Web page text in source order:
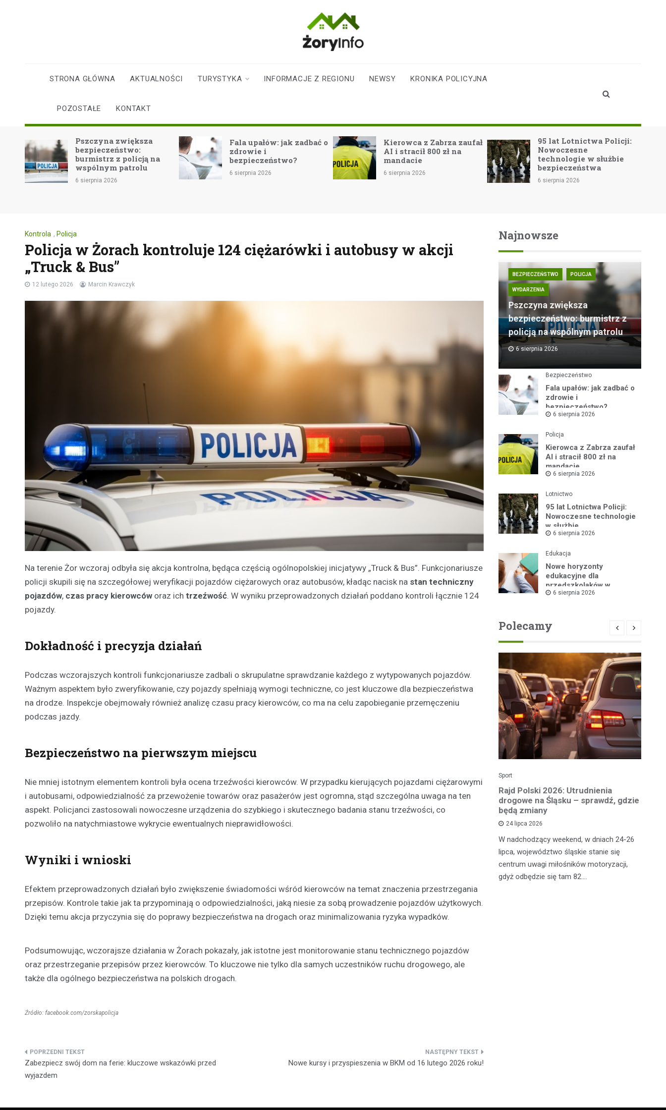
mieszkańców
Żor
STRONA GŁÓWNA AKTUALNOŚCI TURYSTYKA INFORMACJE Z REGIONU NEWSY KRONIKA POLICYJNA
POZOSTAŁE KONTAKT
Pszczyna zwiększa
bezpieczeństwo:
burmistrz z policją na
wspólnym patrolu
6 sierpnia 2026
Fala upałów: jak zadbać o
zdrowie i
bezpieczeństwo?
6 sierpnia 2026
Kierowca z Zabrza zaufał
AI i stracił 800 zł na
mandacie
6 sierpnia 2026
95 lat Lotnictwa Policji:
Nowoczesne
technologie w służbie
bezpieczeństwa
6 sierpnia 2026
Kontrola , Policja
Policja w Żorach kontroluje 124 ciężarówki i autobusy w akcji
„Truck & Bus”
12 lutego 2026 Marcin Krawczyk
Na terenie Żor wczoraj odbyła się akcja kontrolna, będąca częścią ogólnopolskiej inicjatywy „Truck & Bus”. Funkcjonariusze
policji skupili się na szczegółowej weryfikacji pojazdów ciężarowych oraz autobusów, kładąc nacisk na stan techniczny
pojazdów, czas pracy kierowców oraz ich trzeźwość. W wyniku przeprowadzonych działań poddano kontroli łącznie 124
pojazdy.
Dokładność i precyzja działań
Podczas wczorajszych kontroli funkcjonariusze zadbali o skrupulatne sprawdzanie każdego z wytypowanych pojazdów.
Ważnym aspektem było zweryfikowanie, czy pojazdy spełniają wymogi techniczne, co jest kluczowe dla bezpieczeństwa
na drodze. Inspekcje obejmowały również analizę czasu pracy kierowców, co ma na celu zapobieganie przemęczeniu
podczas jazdy.
Bezpieczeństwo na pierwszym miejscu
Nie mniej istotnym elementem kontroli była ocena trzeźwości kierowców. W przypadku kierujących pojazdami ciężarowymi
i autobusami, odpowiedzialność za przewożenie towarów oraz pasażerów jest ogromna, stąd szczególna uwaga na ten
aspekt. Policjanci zastosowali nowoczesne urządzenia do szybkiego i skutecznego badania stanu trzeźwości, co
pozwoliło na natychmiastowe wykrycie ewentualnych nieprawidłowości.
Wyniki i wnioski
Efektem przeprowadzonych działań było zwiększenie świadomości wśród kierowców na temat znaczenia przestrzegania
przepisów. Kontrole takie jak ta przypominają o odpowiedzialności, jaką niesie za sobą prowadzenie pojazdów użytkowych.
Dzięki temu akcja przyczynia się do poprawy bezpieczeństwa na drogach oraz minimalizowania ryzyka wypadków.
Podsumowując, wczorajsze działania w Żorach pokazały, jak istotne jest monitorowanie stanu technicznego pojazdów
oraz przestrzeganie przepisów przez kierowców. To kluczowe nie tylko dla samych uczestników ruchu drogowego, ale
także dla ogólnego bezpieczeństwa na polskich drogach.
Źródło: facebook.com/zorskapolicja
Nawigacja
wpisu
Zabezpiecz swój dom na ferie: kluczowe wskazówki przed
wyjazdem
Nowe kursy i przyspieszenia w BKM od 16 lutego 2026 roku!
Najnowsze
BEZPIECZEŃSTWO POLICJA
WYDARZENIA
Pszczyna zwiększa
bezpieczeństwo: burmistrz z
policją na wspólnym patrolu
6 sierpnia 2026
Bezpieczeństwo
Fala upałów: jak zadbać o
zdrowie i
bezpieczeństwo?
6 sierpnia 2026
Policja
Kierowca z Zabrza zaufał
AI i stracił 800 zł na
mandacie
6 sierpnia 2026
Lotnictwo
95 lat Lotnictwa Policji:
Nowoczesne technologie
w służbie
bezpieczeństwa
6 sierpnia 2026
Edukacja
Nowe horyzonty
edukacyjne dla
przedszkolaków w
Publicznym Przedszkolu
6 sierpnia 2026
Polecamy
Festyn rodzinny w Moszczenicy:
emocjonujące zakończenie sezonu
z nagrodami i atrakcjami
Festyn…
Sport
Rajd Polski 2026: Utrudnienia
drogowe na Śląsku – sprawdź, gdzie
będą zmiany
24 lipca 2026
W nadchodzący weekend, w dniach 24-26
lipca, województwo śląskie stanie się
centrum uwagi miłośników motoryzacji,
gdyż odbędzie się tam 82.…